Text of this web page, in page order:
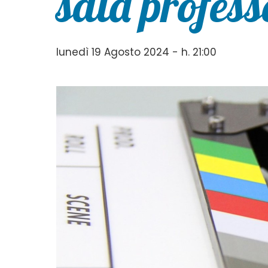
lunedì 19 Agosto 2024 - h. 21:00